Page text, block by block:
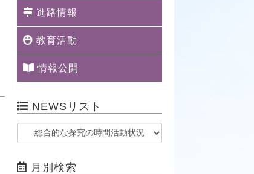
進路情報
教育活動
情報公開
NEWSリスト
月別検索